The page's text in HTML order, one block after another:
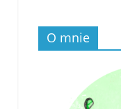
O mnie